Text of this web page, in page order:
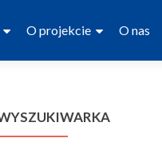
O projekcie O nas